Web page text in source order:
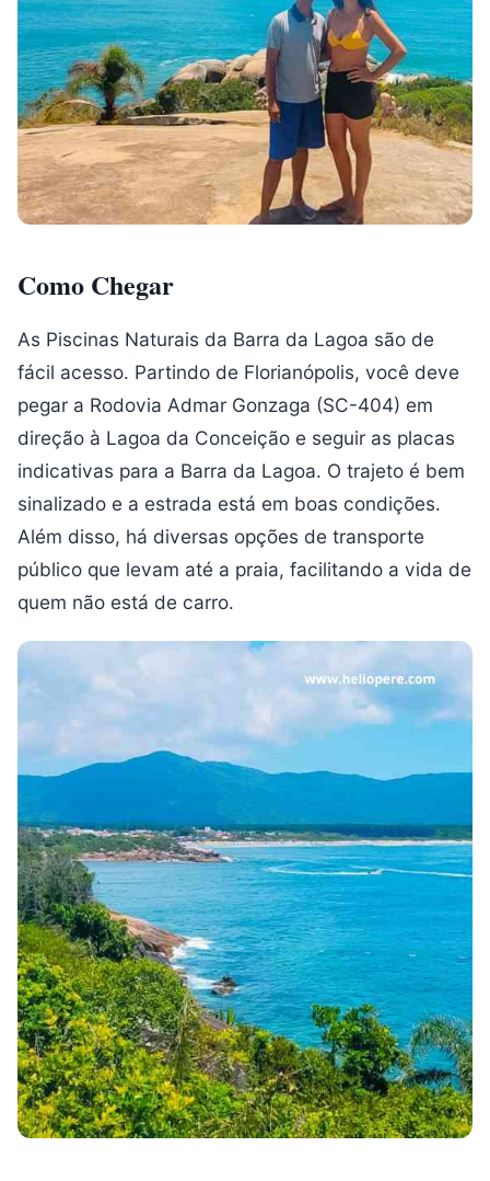
Como Chegar
As Piscinas Naturais da Barra da Lagoa são de
fácil acesso. Partindo de Florianópolis, você deve
pegar a Rodovia Admar Gonzaga (SC-404) em
direção à Lagoa da Conceição e seguir as placas
indicativas para a Barra da Lagoa. O trajeto é bem
sinalizado e a estrada está em boas condições.
Além disso, há diversas opções de transporte
público que levam até a praia, facilitando a vida de
quem não está de carro.